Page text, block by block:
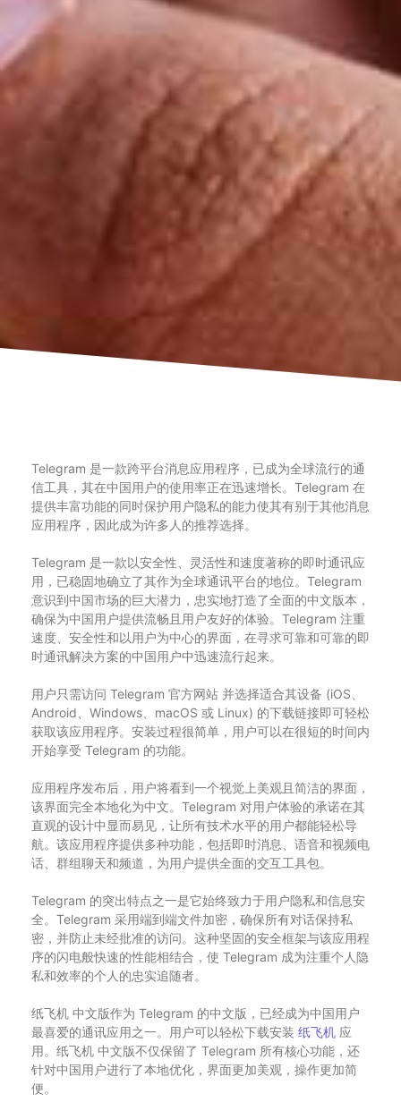
Telegram 是一款跨平台消息应用程序，已成为全球流行的通
信工具，其在中国用户的使用率正在迅速增长。Telegram 在
提供丰富功能的同时保护用户隐私的能力使其有别于其他消息
应用程序，因此成为许多人的推荐选择。
Telegram 是一款以安全性、灵活性和速度著称的即时通讯应
用，已稳固地确立了其作为全球通讯平台的地位。Telegram
意识到中国市场的巨大潜力，忠实地打造了全面的中文版本，
确保为中国用户提供流畅且用户友好的体验。Telegram 注重
速度、安全性和以用户为中心的界面，在寻求可靠和可靠的即
时通讯解决方案的中国用户中迅速流行起来。
用户只需访问 Telegram 官方网站 并选择适合其设备 (iOS、
Android、Windows、macOS 或 Linux) 的下载链接即可轻松
获取该应用程序。安装过程很简单，用户可以在很短的时间内
开始享受 Telegram 的功能。
应用程序发布后，用户将看到一个视觉上美观且简洁的界面，
该界面完全本地化为中文。Telegram 对用户体验的承诺在其
直观的设计中显而易见，让所有技术水平的用户都能轻松导
航。该应用程序提供多种功能，包括即时消息、语音和视频电
话、群组聊天和频道，为用户提供全面的交互工具包。
Telegram 的突出特点之一是它始终致力于用户隐私和信息安
全。Telegram 采用端到端文件加密，确保所有对话保持私
密，并防止未经批准的访问。这种坚固的安全框架与该应用程
序的闪电般快速的性能相结合，使 Telegram 成为注重个人隐
私和效率的个人的忠实追随者。
纸飞机 中文版作为 Telegram 的中文版，已经成为中国用户
最喜爱的通讯应用之一。用户可以轻松下载安装 纸飞机 应
用。纸飞机 中文版不仅保留了 Telegram 所有核心功能，还
针对中国用户进行了本地优化，界面更加美观，操作更加简
便。